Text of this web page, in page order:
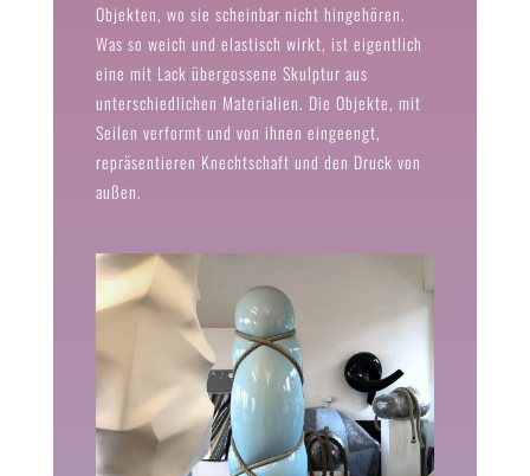
Objekten, wo sie scheinbar nicht hingehören.
Was so weich und elastisch wirkt, ist eigentlich
eine mit Lack übergossene Skulptur aus
unterschiedlichen Materialien. Die Objekte, mit
Seilen verformt und von ihnen eingeengt,
repräsentieren Knechtschaft und den Druck von
außen.